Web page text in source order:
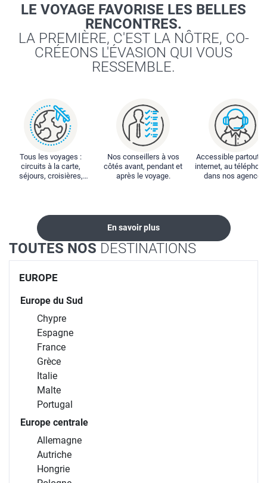
LE VOYAGE FAVORISE LES BELLES
RENCONTRES.
LA PREMIÈRE, C'EST LA NÔTRE, CO-
CRÉEONS L'ÉVASION QUI VOUS
RESSEMBLE.
Tous les voyages :
circuits à la carte,
séjours, croisières,
Nos conseillers à vos
côtés avant, pendant et
après le voyage.
Accessible partout :
internet, au
dans nos agences.
En savoir plus
TOUTES NOS DESTINATIONS
EUROPE
Europe du Sud
Chypre
Espagne
France
Grèce
Italie
Malte
Portugal
Europe centrale
Allemagne
Autriche
Hongrie